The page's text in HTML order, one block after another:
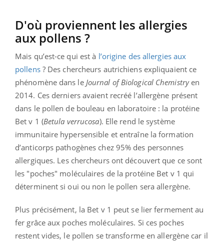
D'où proviennent les allergies
aux pollens ?
Mais qu’est-ce qui est à l’origine des allergies aux
pollens? Des chercheurs autrichiens expliquaient ce
phénomène dans le Journal of Biological Chemistry en
2014. Ces derniers avaient recréé l’allergène présent
dans le pollen de bouleau en laboratoire : la protéine
Bet v 1 (Betula verrucosa). Elle rend le système
immunitaire hypersensible et entraîne la formation
d’anticorps pathogènes chez 95% des personnes
allergiques. Les chercheurs ont découvert que ce sont
les "poches" moléculaires de la protéine Bet v 1 qui
déterminent si oui ou non le pollen sera allergène.
Plus précisément, la Bet v 1 peut se lier fermement au
fer grâce aux poches moléculaires. Si ces poches
restent vides, le pollen se transforme en allergène car il